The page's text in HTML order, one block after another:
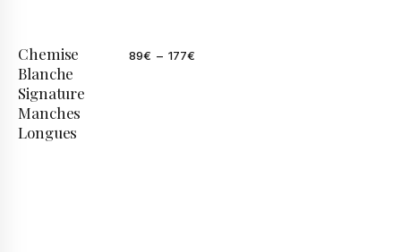
Chemise
Blanche
Signature
Manches
Longues
89€ – 177€